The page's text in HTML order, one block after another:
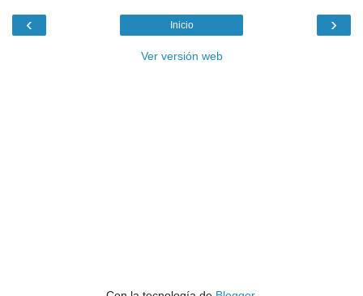
‹ ›
Inicio
Ver versión web